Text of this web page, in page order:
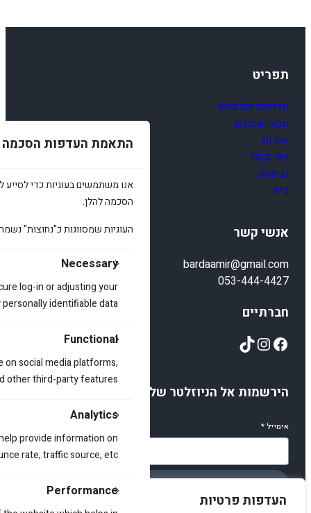
העדפות פרטיות
התאמת העדפות הסכמה
אנו משתמשים בעוגיות כדי לסייע
הסכמה להלן.
העוגיות שמסווגות כ"נחוצות"
Necessary
log-in or adjusting your
identifiable data.
Functional
social media platforms,
other third-party features.
Analytics
provide information on
rate, traffic source, etc.
Performance
תפריט
מדיניות ופרטיות
תנאי שימוש
אודות
צור קשר
נגישות
בית
אנשי קשר
bardaamir@gmail.com
053-444-4427
חברתיים
Facebook
Instagram
TikTok
הירשמות אל הניוזלטר שלנו
אימייל*